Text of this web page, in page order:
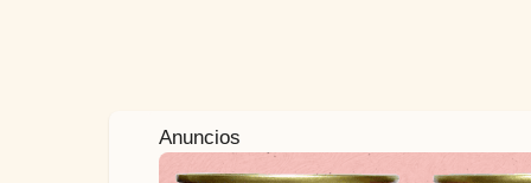
Anuncios